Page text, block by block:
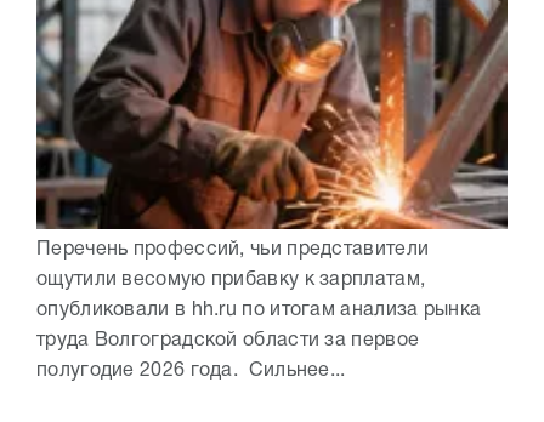
Перечень профессий, чьи представители
ощутили весомую прибавку к зарплатам,
опубликовали в hh.ru по итогам анализа рынка
труда Волгоградской области за первое
полугодие 2026 года. Сильнее...